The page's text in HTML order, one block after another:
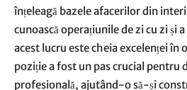
înțeleagă bazele afacerilor din
cunoască operațiunile de zi cu zi și
acest lucru este cheia excelenței în
poziție a fost un pas crucial pentru
profesională, ajutând-o să-și